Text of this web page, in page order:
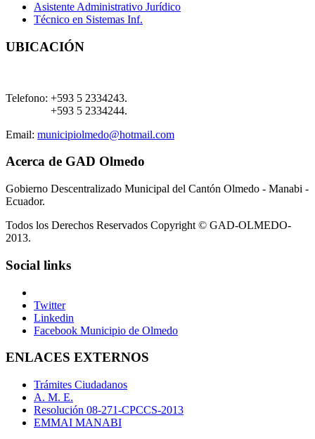
Asistente Administrativo Jurídico
Técnico en Sistemas Inf.
UBICACIÓN
Telefono: +593 5 2334243.
+593 5 2334244.
Email: municipiolmedo@hotmail.com
Acerca de GAD Olmedo
Gobierno Descentralizado Municipal del Cantón Olmedo - Manabi -
Ecuador.
Todos los Derechos Reservados Copyright © GAD-OLMEDO-
2013.
Social links
Twitter
Linkedin
Facebook Municipio de Olmedo
ENLACES EXTERNOS
Trámites Ciudadanos
A. M. E.
Resolución 08-271-CPCCS-2013
EMMAI MANABI